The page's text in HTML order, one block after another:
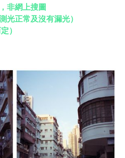
非網上搜圖
光正常及沒有漏光）
）